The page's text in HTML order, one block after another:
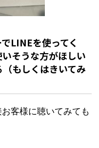
LINEを使ってく
そうな方がほしい
もしくはきいてみ
客様に聴いてみても